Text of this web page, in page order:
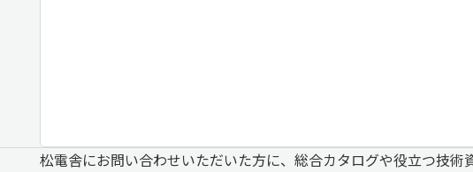
松電舎にお問い合わせいただいた方に、総合カタログや役立つ技術